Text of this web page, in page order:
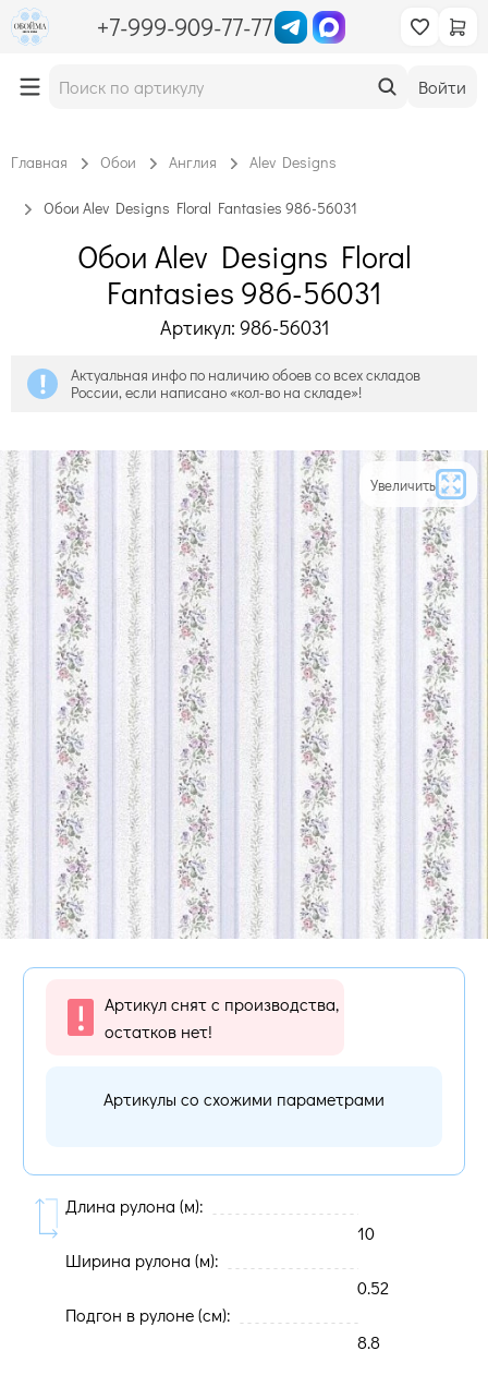
+7-999-909-77-77
Войти
Главная Обои Англия Alev Designs
Обои Alev Designs Floral Fantasies 986-56031
Обои Alev Designs Floral
Fantasies 986-56031
Артикул: 986-56031
Актуальная инфо по наличию обоев со всех складов
России, если написано «кол-во на складе»!
Увеличить
Артикул снят с производства,
остатков нет!
Артикулы со схожими параметрами
Длина рулона (м):
10
Ширина рулона (м):
0.52
Подгон в рулоне (cм):
8.8